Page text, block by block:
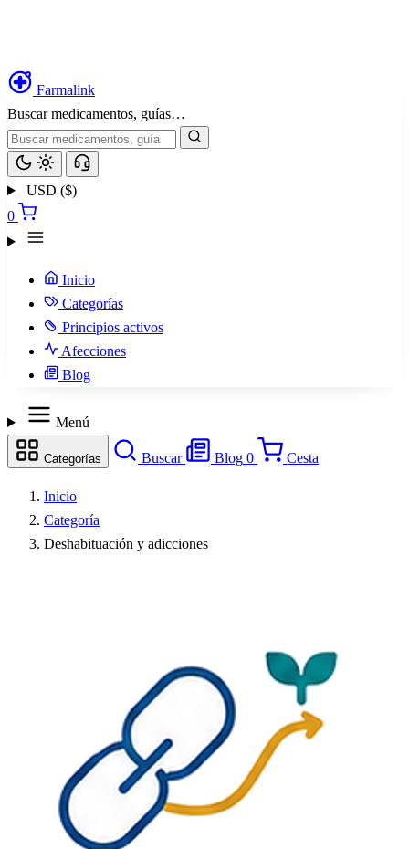
Farmalink
Buscar medicamentos, guías…
USD ($)
0
Inicio
Categorías
Principios activos
Afecciones
Blog
Menú
Categorías Buscar Blog 0 Cesta
Inicio
Categoría
Deshabituación y adicciones